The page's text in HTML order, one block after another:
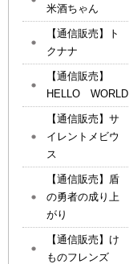
米酒ちゃん
【通信販売】ト
クナナ
【通信販売】
HELLO WORLD
【通信販売】サ
イレントメビウ
ス
【通信販売】盾
の勇者の成り上
がり
【通信販売】け
ものフレンズ